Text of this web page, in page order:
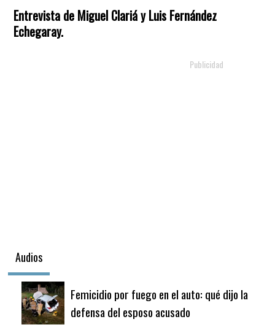
Entrevista de Miguel Clariá y Luis Fernández
Echegaray.
Audios
Femicidio por fuego en el auto: qué dijo la
defensa del esposo acusado